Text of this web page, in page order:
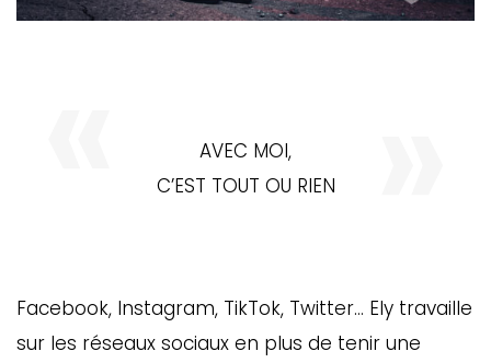
AVEC MOI,
C’EST TOUT OU RIEN
Facebook, Instagram, TikTok, Twitter… Ely travaille
sur les réseaux sociaux en plus de tenir une